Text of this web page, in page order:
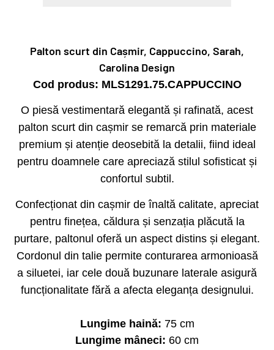
Palton scurt din Cașmir, Cappuccino, Sarah,
Carolina Design
Cod produs: MLS1291.75.CAPPUCCINO
O piesă vestimentară elegantă și rafinată, acest
palton scurt din cașmir se remarcă prin materiale
premium și atenție deosebită la detalii, fiind ideal
pentru doamnele care apreciază stilul sofisticat și
confortul subtil.
Confecționat din cașmir de înaltă calitate, apreciat
pentru finețea, căldura și senzația plăcută la
purtare, paltonul oferă un aspect distins și elegant.
Cordonul din talie permite conturarea armonioasă
a siluetei, iar cele două buzunare laterale asigură
funcționalitate fără a afecta eleganța designului.
Lungime haină: 75 cm
Lungime mâneci: 60 cm